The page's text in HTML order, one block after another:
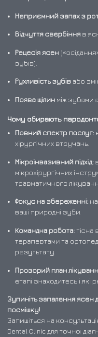
Неприємний запах з
Відчуття свербінняв
Рецесія ясен
зубів).
Рухливість зубівабо
Поява щілинміж зубами
Чому обирають
Повний спектр послуг:
хірургічних втручань.
Мікроінвазивний підхід:
мікрохірургічних
травматичного
Фокус на збереженні:
ваші природні зуби.
Командна робота:тісна
терапевтами та
результату.
Прозорий план
етапі знаходитесь і які
Зупиніть запалення ясен
посмішку!
Запишіться на
Dental Clinic для точної